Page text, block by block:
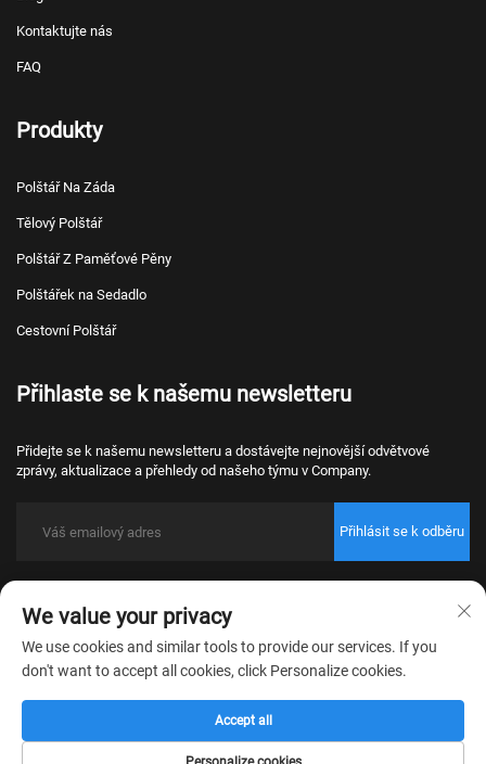
Kontaktujte nás
FAQ
Produkty
Polštář Na Záda
Tělový Polštář
Polštář Z Paměťové Pěny
Polštářek na Sedadlo
Cestovní Polštář
Přihlaste se k našemu newsletteru
Přidejte se k našemu newsletteru a dostávejte nejnovější odvětvové
zprávy, aktualizace a přehledy od našeho týmu v Company.
Přihlásit se k odběru
práva vyhrazena.
Zásady ochrany osobních údajů
We value your privacy
We use cookies and similar tools to provide our services. If you
don't want to accept all cookies, click Personalize cookies.
Accept all